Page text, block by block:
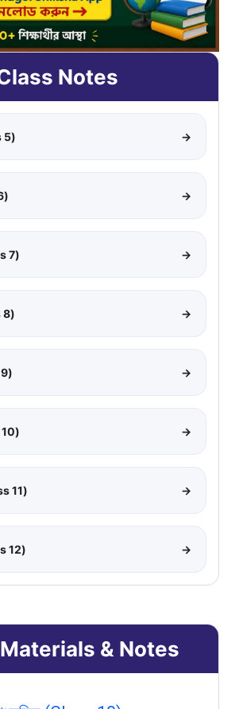
Notes
5) →
→
7) →
8) →
9) →
10) →
11) →
12) →
& Notes